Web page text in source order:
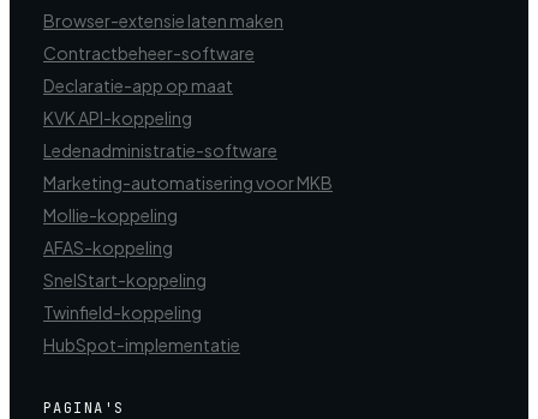
Browser-extensie laten maken
Contractbeheer-software
Declaratie-app op maat
KVK API-koppeling
Ledenadministratie-software
Marketing-automatisering voor MKB
Mollie-koppeling
AFAS-koppeling
SnelStart-koppeling
Twinfield-koppeling
HubSpot-implementatie
PAGINA'S